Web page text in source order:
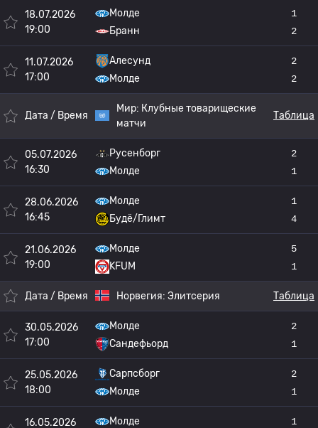
18.07.2026
19:00
Молде
Бранн
1
2
11.07.2026
17:00
Алесунд
Молде
2
2
Дата / Время
Мир: Клубные товарищеские
матчи
Таблица
05.07.2026
16:30
Русенборг
Молде
2
1
28.06.2026
16:45
Молде
Будё/Глимт
1
4
21.06.2026
19:00
Молде
KFUM
5
1
Дата / Время Норвегия: Элитсерия Таблица
30.05.2026
17:00
Молде
Сандефьорд
2
1
25.05.2026
18:00
Сарпсборг
Молде
2
1
16.05.2026
Молде
1